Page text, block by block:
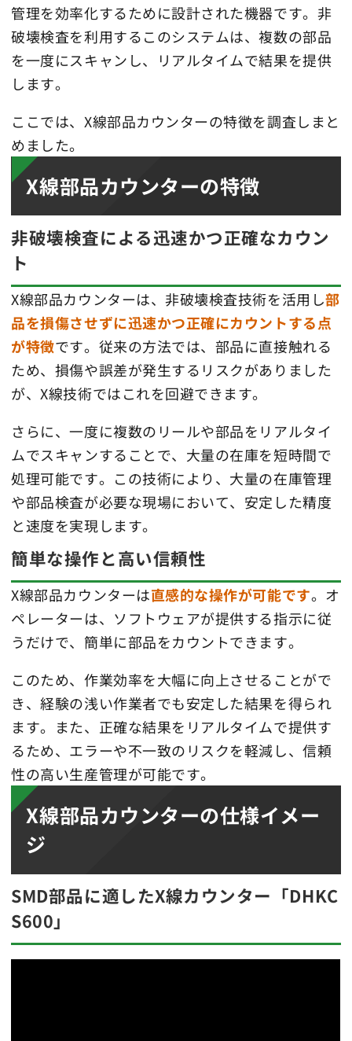
管理を効率化するために設計された機器です。非
破壊検査を利用するこのシステムは、複数の部品
を一度にスキャンし、リアルタイムで結果を提供
します。
ここでは、X線部品カウンターの特徴を調査しまと
めました。
X線部品カウンターの特徴
非破壊検査による迅速かつ正確なカウン
ト
X線部品カウンターは、非破壊検査技術を活用し部
品を損傷させずに迅速かつ正確にカウントする点
が特徴です。従来の方法では、部品に直接触れる
ため、損傷や誤差が発生するリスクがありました
が、X線技術ではこれを回避できます。
さらに、一度に複数のリールや部品をリアルタイ
ムでスキャンすることで、大量の在庫を短時間で
処理可能です。この技術により、大量の在庫管理
や部品検査が必要な現場において、安定した精度
と速度を実現します。
簡単な操作と高い信頼性
X線部品カウンターは直感的な操作が可能です。オ
ペレーターは、ソフトウェアが提供する指示に従
うだけで、簡単に部品をカウントできます。
このため、作業効率を大幅に向上させることがで
き、経験の浅い作業者でも安定した結果を得られ
ます。また、正確な結果をリアルタイムで提供す
るため、エラーや不一致のリスクを軽減し、信頼
性の高い生産管理が可能です。
X線部品カウンターの仕様イメー
ジ
SMD部品に適したX線カウンター「DHKC
S600」